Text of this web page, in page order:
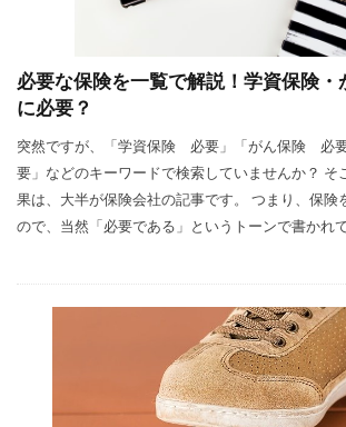
必要な保険を一覧で解説！学資保険・
に必要？
突然ですが、「学資保険 必要」「がん保険 必
要」などのキーワードで検索していませんか？ そ
果は、大半が保険会社の記事です。 つまり、保険
ので、当然「必要である」というトーンで書かれて